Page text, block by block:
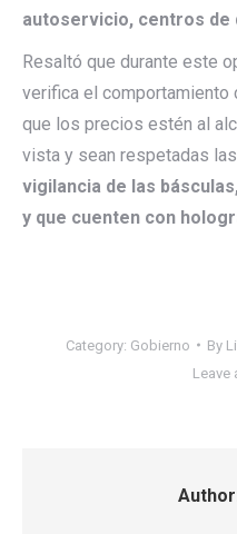
autoservicio, centros de
Resaltó que durante este
verifica el comportamiento
que los precios estén al
vista y sean respetadas
vigilancia de las
y que cuenten con
Category: Gobierno By
Leave